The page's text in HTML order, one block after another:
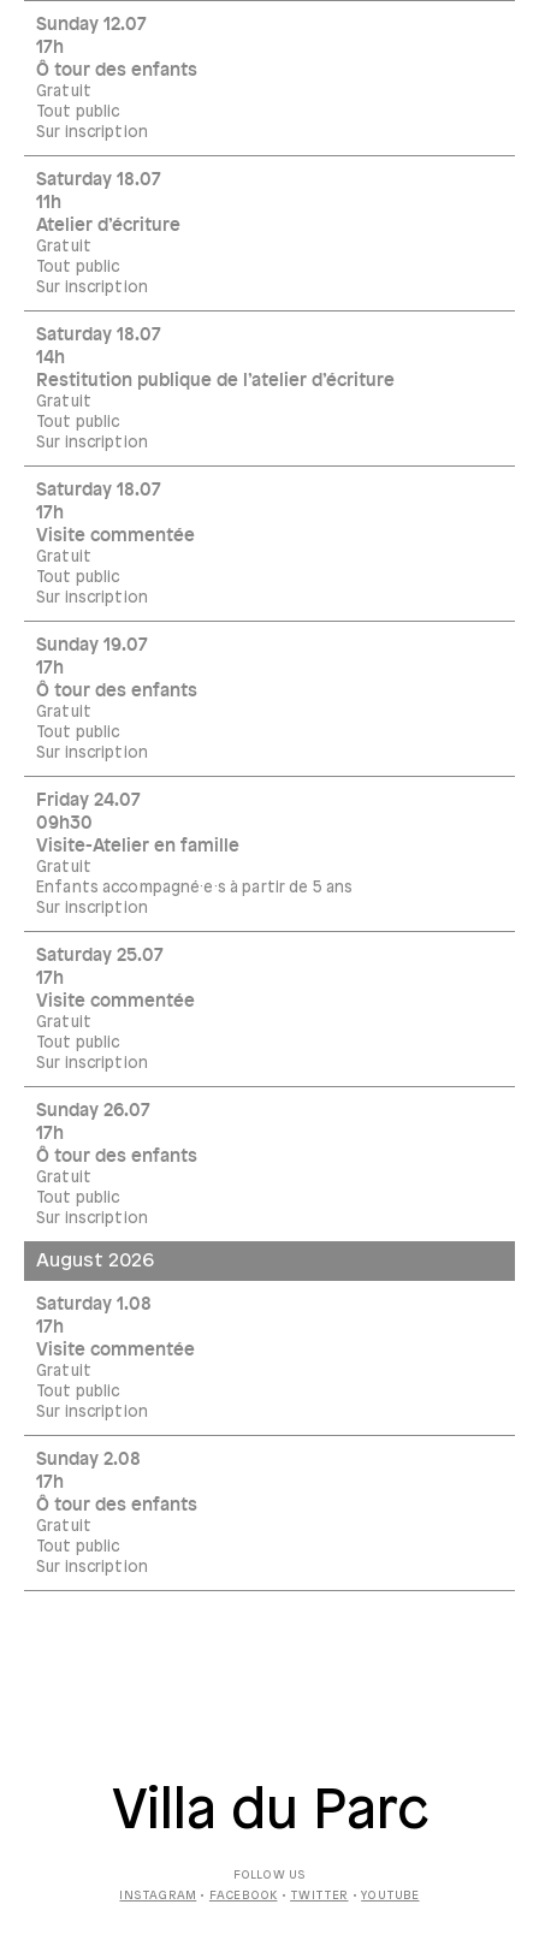
Sunday 12.07
17h
Ô tour des enfants
Gratuit
Tout public
Sur inscription
Saturday 18.07
11h
Atelier d’écriture
Gratuit
Tout public
Sur inscription
Saturday 18.07
14h
Restitution publique de l’atelier d’écriture
Gratuit
Tout public
Sur inscription
Saturday 18.07
17h
Visite commentée
Gratuit
Tout public
Sur inscription
Sunday 19.07
17h
Ô tour des enfants
Gratuit
Tout public
Sur inscription
Friday 24.07
09h30
Visite-Atelier en famille
Gratuit
Enfants accompagné·e·s à partir de 5 ans
Sur inscription
Saturday 25.07
17h
Visite commentée
Gratuit
Tout public
Sur inscription
Sunday 26.07
17h
Ô tour des enfants
Gratuit
Tout public
Sur inscription
August 2026
Saturday 1.08
17h
Visite commentée
Gratuit
Tout public
Sur inscription
Sunday 2.08
17h
Ô tour des enfants
Gratuit
Tout public
Sur inscription
FOLLOW US
INSTAGRAM • FACEBOOK • TWITTER •YOUTUBE
Villa du Parc